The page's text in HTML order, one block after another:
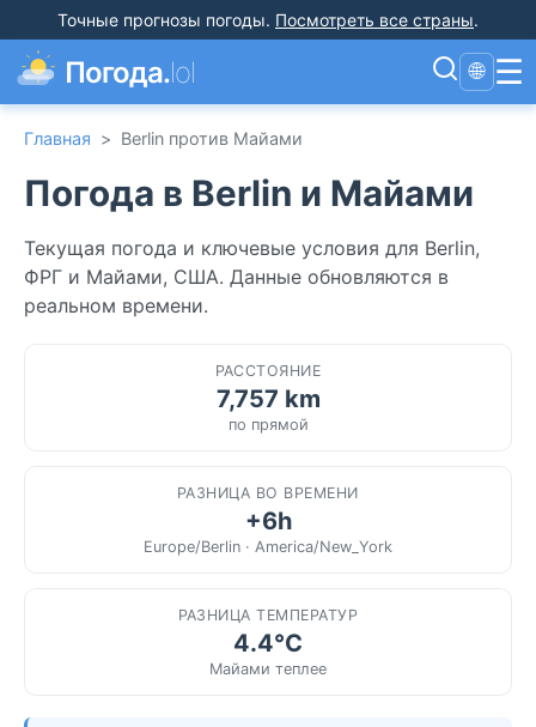
Точные прогнозы погоды. Посмотреть все страны.
Погода.lol 🌐 ☰
Главная > Berlin против Майами
Погода в Berlin и Майами
Текущая погода и ключевые условия для Berlin,
ФРГ и Майами, США. Данные обновляются в
реальном времени.
РАССТОЯНИЕ
7,757 km
по прямой
РАЗНИЦА ВО ВРЕМЕНИ
+6h
Europe/Berlin · America/New_York
РАЗНИЦА ТЕМПЕРАТУР
4.4°C
Майами теплее